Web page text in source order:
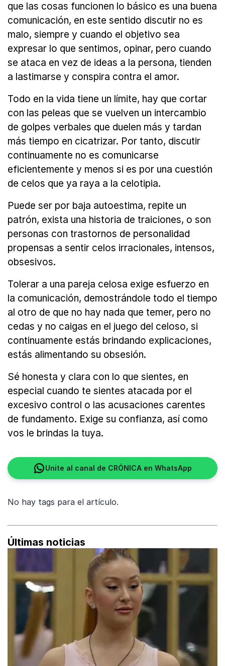
que las cosas funcionen lo básico es una buena
comunicación, en este sentido discutir no es
malo, siempre y cuando el objetivo sea
expresar lo que sentimos, opinar, pero cuando
se ataca en vez de ideas a la persona, tienden
a lastimarse y conspira contra el amor.
Todo en la vida tiene un límite, hay que cortar
con las peleas que se vuelven un intercambio
de golpes verbales que duelen más y tardan
más tiempo en cicatrizar. Por tanto, discutir
continuamente no es comunicarse
eficientemente y menos si es por una cuestión
de celos que ya raya a la celotipia.
Puede ser por baja autoestima, repite un
patrón, exista una historia de traiciones, o son
personas con trastornos de personalidad
propensas a sentir celos irracionales, intensos,
obsesivos.
Tolerar a una pareja celosa exige esfuerzo en
la comunicación, demostrándole todo el tiempo
al otro de que no hay nada que temer, pero no
cedas y no caigas en el juego del celoso, si
continuamente estás brindando explicaciones,
estás alimentando su obsesión.
Sé honesta y clara con lo que sientes, en
especial cuando te sientes atacada por el
excesivo control o las acusaciones carentes
de fundamento. Exige su confianza, así como
vos le brindas la tuya.
Unite al canal de CRÓNICA en WhatsApp
No hay tags para el artículo.
Últimas noticias